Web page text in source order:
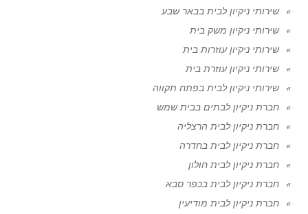
שירותי ניקיון לבית בבאר שבע
שירותי ניקיון משק בית
שירותי ניקיון עוזרות בית
שירותי ניקיון עוזרת בית
שירותי ניקיון לבית בפתח תקווה
חברת ניקיון לבתים בבית שמש
חברת ניקיון לבית הרצליה
חברת ניקיון לבית בחדרה
חברת ניקיון לבית חולון
חברת ניקיון לבית בכפר סבא
חברת ניקיון לבית מודיעין